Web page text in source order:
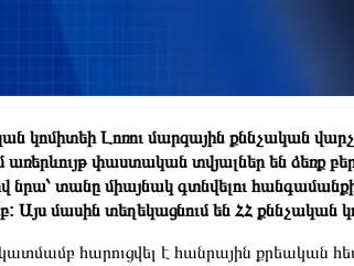
կոմիտեի Լոռու մարզային քննչական
առերևույթ փաստական տվյալներ են ձեռք
նրա՝ տանը միայնակ գտնվելու
Այս մասին տեղեկացնում են ՀՀ քննչական
հարուցվել է հանրային քրեական